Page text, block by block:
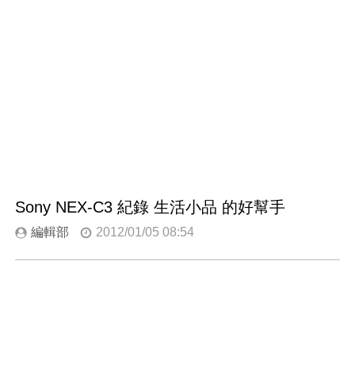
Sony NEX-C3 紀錄 生活小品 的好幫手
編輯部 2012/01/05 08:54